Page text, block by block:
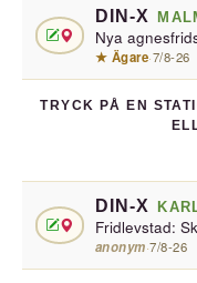
DIN-X
Nya
★ Ägare·7/8-26
TRYCK PÅ EN
DIN-X
Fridlevstad:
anonym·7/8-26